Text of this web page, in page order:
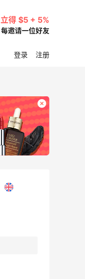
立得 $5 + 5%
每邀请一位好友
登录 注册